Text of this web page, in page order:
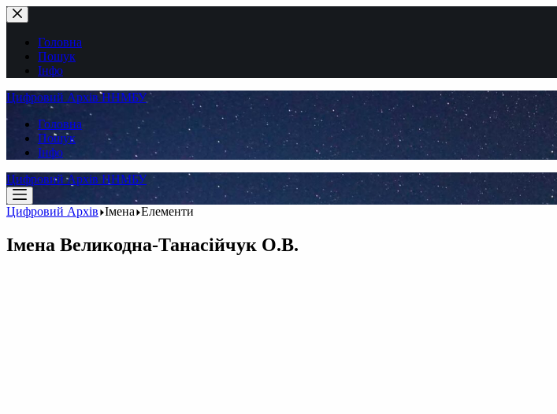
Перейти
до
вмістуГоловна
Пошук
Інфо
Цифровий Архів ННМБУ
Головна
Пошук
Інфо
Цифровий Архів ННМБУ
Цифровий Архів Імена Елементи
Імена Великодна-Танасійчук О.В.